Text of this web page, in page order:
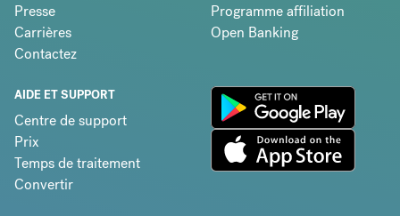
Presse
Carrières
Contactez
Programme affiliation
Open Banking
AIDE ET SUPPORT
Centre de support
Prix
Temps de traitement
Convertir